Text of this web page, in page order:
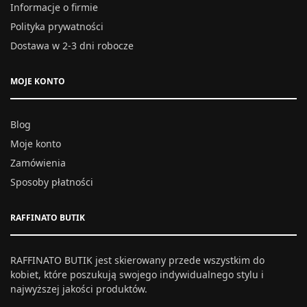
Informacje o firmie
Polityka prywatności
Dostawa w 2-3 dni robocze
MOJE KONTO
Blog
Moje konto
Zamówienia
Sposoby płatności
RAFFINATO BUTIK
RAFFINATO BUTIK jest skierowany przede wszystkim do
kobiet, które poszukują swojego indywidualnego stylu i
najwyższej jakości produktów.